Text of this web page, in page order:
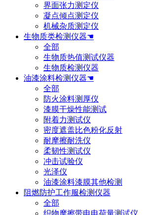
界面张力测定仪
凝点倾点测定仪
机械杂质测定仪
生物质类检测仪器☚
全部
生物质热值测试仪器
生物质检测仪器
油漆涂料检测仪器☚
全部
防火涂料测厚仪
漆膜干燥性能测试
附着力测试仪
密度遮盖比色粉化反射
耐摩擦耐洗仪
柔韧性测试仪
冲击试验仪
光泽仪
油漆涂料漆膜其他检测
阻燃防护工作服检测仪器
全部
织物摩擦带电电荷量测试仪